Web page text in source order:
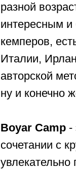
разной
интересным
кемперов,
Италии,
авторской
ну и конечно
Boyar Camp -
сочетании с